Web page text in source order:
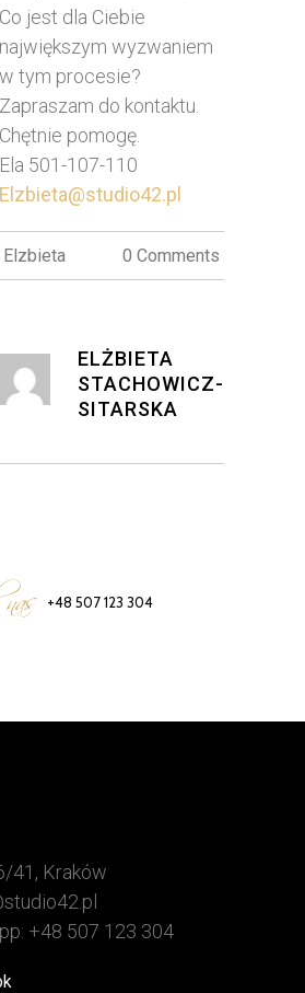
Co jest dla Ciebie
największym wyzwaniem
w tym procesie?
Zapraszam do kontaktu.
Chętnie pomogę.
Ela 501-107-110
Elzbieta@studio42.pl
Elzbieta 0 Comments
ELŻBIETA
STACHOWICZ-
SITARSKA
+48 507 123 304
41, Kraków
+48 507 123 304